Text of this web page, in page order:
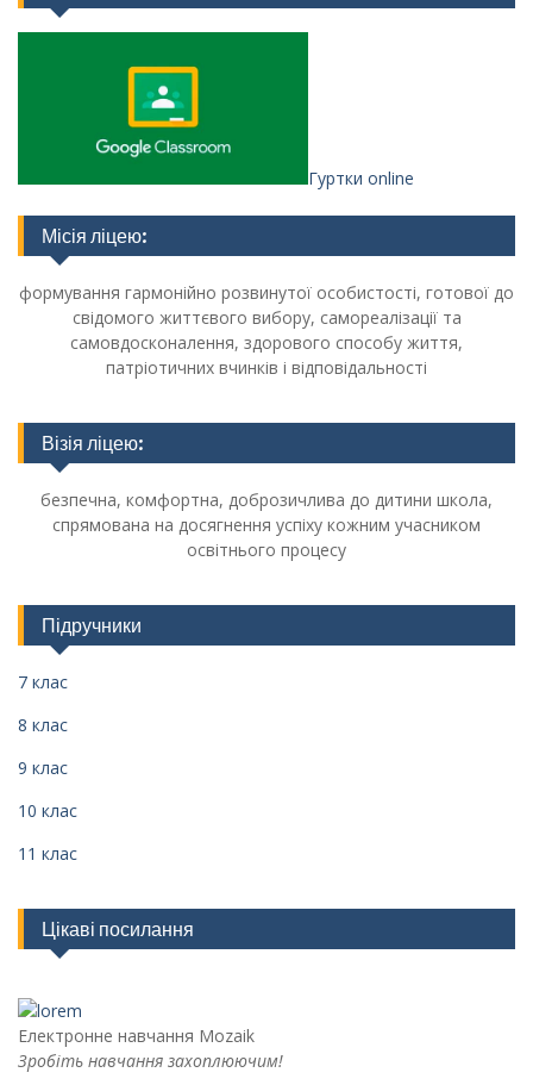
Гуртки online
Місія ліцею:
формування гармонійно розвинутої особистості, готової до
свідомого життєвого вибору, самореалізації та
самовдосконалення, здорового способу життя,
патріотичних вчинків і відповідальності
Візія ліцею:
безпечна, комфортна, доброзичлива до дитини школа,
спрямована на досягнення успіху кожним учасником
освітнього процесу
Підручники
7 клас
8 клас
9 клас
10 клас
11 клас
Цікаві посилання
Електронне навчання Mozaik
Зробіть навчання захоплюючим!